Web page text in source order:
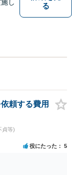
し
る
頼する費用
貞等)
役にたった 5